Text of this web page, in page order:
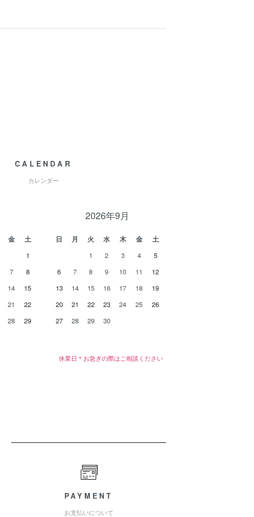
CALENDAR
カレンダー
金
土
1
7
8
14
15
21
22
28
29
2026年9月
日 月 火 水 木 金
土
1
2 3 4
5
6
7 8 9 10 11
12
13
14 15 16 17 18
19
20
21 22 23 24 25
26
27
28 29 30
休業日＊お急ぎの際はご相談ください
PAYMENT
お支払いについて